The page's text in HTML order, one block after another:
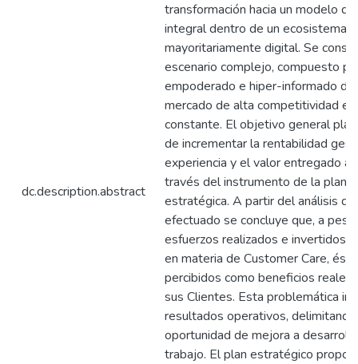
dc.description.abstract
transformación hacia un modelo
integral dentro de un ecosistema
mayoritariamente digital. Se
escenario complejo, compuesto
empoderado e hiper-informado
mercado de alta competitividad e
constante. El objetivo general
de incrementar la rentabilidad
experiencia y el valor entregado al
través del instrumento de la
estratégica. A partir del análisis
efectuado se concluye que, a
esfuerzos realizados e invertidos
en materia de Customer Care,
percibidos como beneficios reales
sus Clientes. Esta problemática
resultados operativos, delimitando
oportunidad de mejora a
trabajo. El plan estratégico